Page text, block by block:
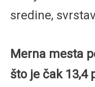
sredine,
Merna mesta
što je čak 13,4